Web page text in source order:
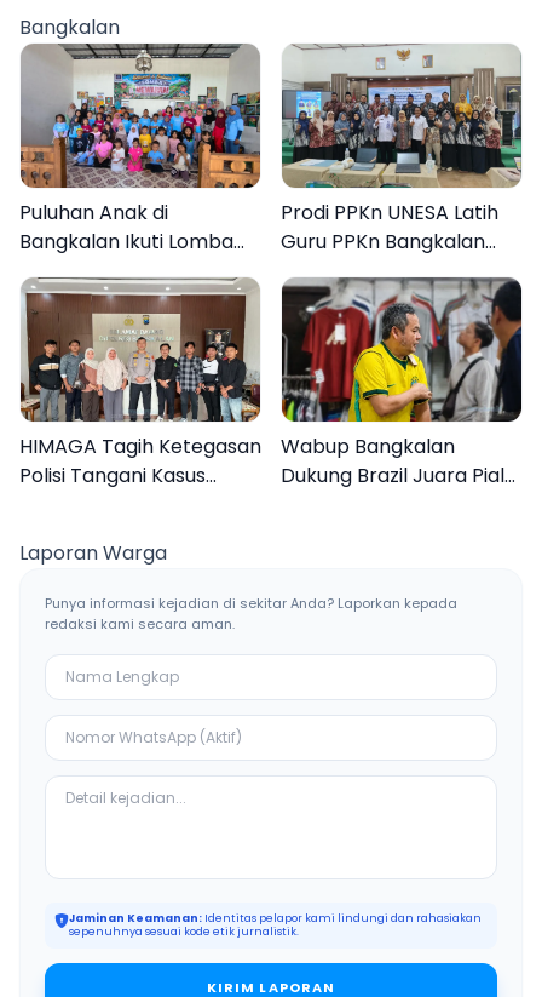
Bangkalan
Puluhan Anak di
Bangkalan Ikuti Lomba
Mewarnai Bertema
Liburan Keluarga
Prodi PPKn UNESA Latih
Guru PPKn Bangkalan
dengan Pembelajaran
Inovasi Teknologi
HIMAGA Tagih Ketegasan
Polisi Tangani Kasus
Wabup Bangkalan
Dukung Brazil Juara Piala
Laporan Warga
Punya informasi kejadian di sekitar Anda? Laporkan kepada
redaksi kami secara aman.
Jaminan Keamanan: Identitas pelapor kami lindungi dan rahasiakan
sepenuhnya sesuai kode etik jurnalistik.
KIRIM LAPORAN